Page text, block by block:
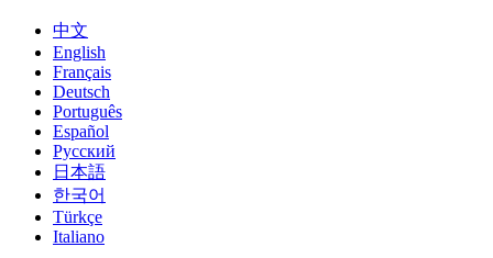
中文
English
Français
Deutsch
Português
Español
Русский
日本語
한국어
Türkçe
Italiano